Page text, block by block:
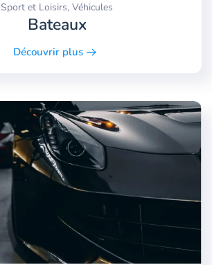
Sport et Loisirs, Véhicules
Bateaux
Découvrir plus